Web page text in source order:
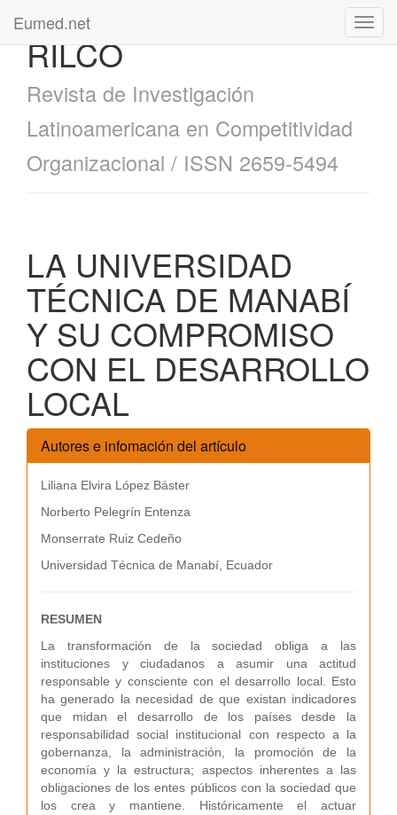
Eumed.net
RILCO
Revista de Investigación
Latinoamericana en Competitividad
Organizacional / ISSN 2659-5494
LA UNIVERSIDAD
TÉCNICA DE MANABÍ
Y SU COMPROMISO
CON EL DESARROLLO
LOCAL
Autores e infomación del artículo
Liliana Elvira López Báster
Norberto Pelegrín Entenza
Monserrate Ruiz Cedeño
Universidad Técnica de Manabí, Ecuador
RESUMEN
La transformación de la sociedad obliga a las
instituciones y ciudadanos a asumir una actitud
responsable y consciente con el desarrollo local. Esto
ha generado la necesidad de que existan indicadores
que midan el desarrollo de los países desde la
responsabilidad social institucional con respecto a la
gobernanza, la administración, la promoción de la
economía y la estructura; aspectos inherentes a las
obligaciones de los entes públicos con la sociedad que
los crea y mantiene. Históricamente el actuar